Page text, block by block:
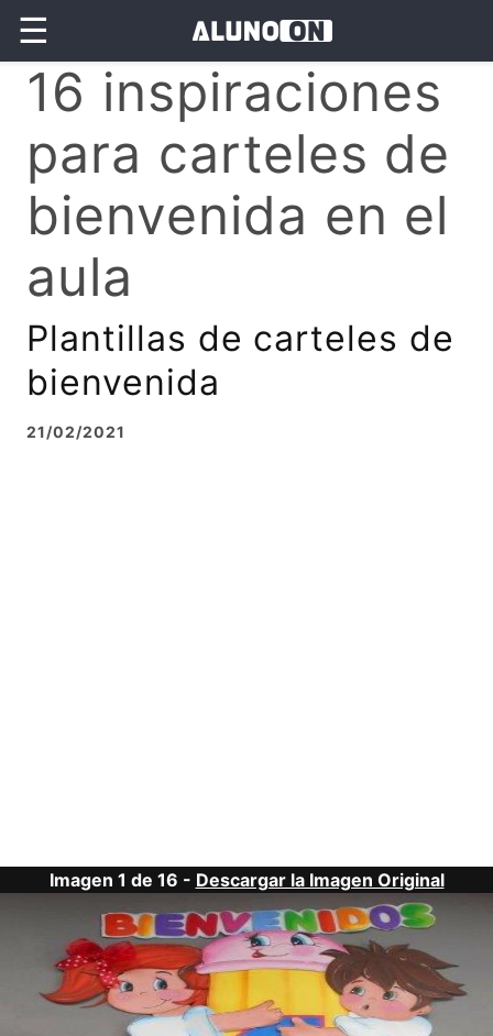
☰
16 inspiraciones
para carteles de
bienvenida en el
aula
Plantillas de carteles de
bienvenida
21/02/2021
Imagen 1 de 16 - Descargar la Imagen Original